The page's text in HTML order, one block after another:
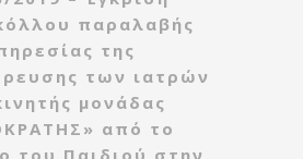
παραλαβής
της
των ιατρών
μονάδας
από το
του Παιδιού στην